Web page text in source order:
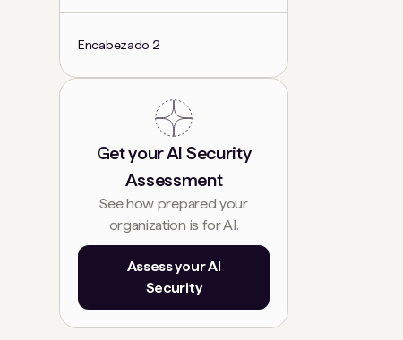
Encabezado 2
Get your AI Security
Assessment
See how prepared your
organization is for AI.
Assess your AI
Security